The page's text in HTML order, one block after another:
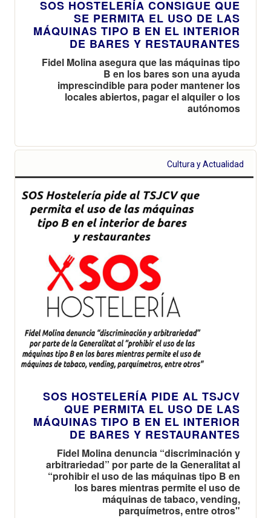
SOS HOSTELERÍA CONSIGUE QUE
SE PERMITA EL USO DE LAS
MÁQUINAS TIPO B EN EL INTERIOR
DE BARES Y RESTAURANTES
Fidel Molina asegura que las máquinas tipo
B en los bares son una ayuda
imprescindible para poder mantener los
locales abiertos, pagar el alquiler o los
autónomos
Cultura y Actualidad
SOS HOSTELERÍA PIDE AL TSJCV
QUE PERMITA EL USO DE LAS
MÁQUINAS TIPO B EN EL INTERIOR
DE BARES Y RESTAURANTES
Fidel Molina denuncia “discriminación y
arbitrariedad” por parte de la Generalitat al
“prohibir el uso de las máquinas tipo B en
los bares mientras permite el uso de
máquinas de tabaco, vending,
parquímetros, entre otros"